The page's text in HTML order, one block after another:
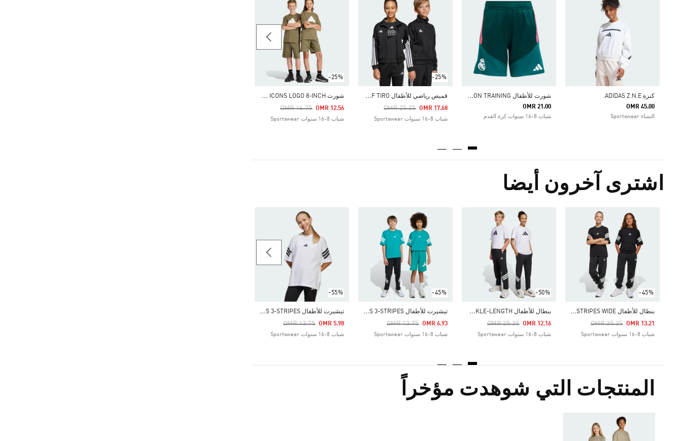
كنزة ADIDAS Z.N.E.
OMR 45.00
النساء Sportswear
ش
ورت للأطفال REAL MADRID 26/27 TIRO26 COMPETITION TRAINING
OMR 21.00
شباب 8-16 سنوات كرة القدم
-25%
ق
ميص رياضي للأطفال HOUSE OF TIRO
Price Reduced From
OMR 25.25
To OMR 17.68
شباب 8-16 سنوات Sportswear
-25%
ش
ورت FUTURE ICONS LOGO 8-INCH
Price Reduced From
OMR 16.75
To OMR 12.56
شباب 8-16 سنوات Sportswear
اشترى آخرون أيضا
-45%
ب
نطال للأطفال FUTURE ICONS 3-STRIPES WIDE
Price Reduced From
OMR 25.25
To OMR 13.21
شباب 8-16 سنوات Sportswear
-50%
ب
نطال للأطفال FUTURE ICONS 3-STRIPES ANKLE-LENGTH
Price Reduced From
OMR 25.25
To OMR 12.16
شباب 8-16 سنوات Sportswear
-45%
ت
يشيرت للأطفال FUTURE ICONS 3-STRIPES
Price Reduced From
OMR 13.75
To OMR 6.93
شباب 8-16 سنوات Sportswear
-55%
ت
يشيرت للأطفال FUTURE ICONS 3-STRIPES
Price Reduced From
OMR 13.75
To OMR 5.98
شباب 8-16 سنوات Sportswear
Price Reduced From
المنتجات التي شوهدت مؤخراً